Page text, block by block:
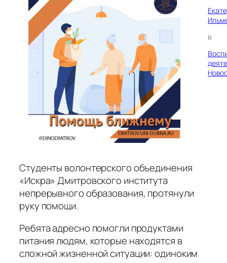
в
Студенты волонтерского объединения
«Искра» Дмитровского института
непрерывного образования, протянули
руку помощи.
Ребята адресно помогли продуктами
питания людям, которые находятся в
сложной жизненной ситуации: одиноким